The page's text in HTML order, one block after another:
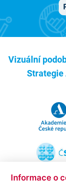
Vizuální
Strategie
Informace o